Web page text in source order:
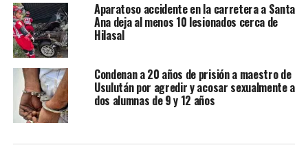
Don Neftalí afirmó que su único deseo es llevar una vida
tranquila, alejada de las molestias que, según indicó,
continúan generándose debido a la fama que obtuvo de
manera inesperada en redes sociales.
Comparte esto:
Aparatoso accidente en la carretera a Santa
Ana deja al menos 10 lesionados cerca de
Hilasal
Condenan a 20 años de prisión a maestro de
Usulután por agredir y acosar sexualmente a
dos alumnas de 9 y 12 años